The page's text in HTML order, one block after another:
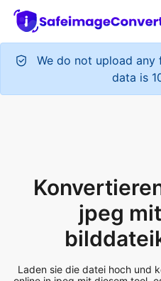
We do not upload any
data is
Laden sie die datei hoch und
online in jpeg mit diesem tool.
kostenlos!